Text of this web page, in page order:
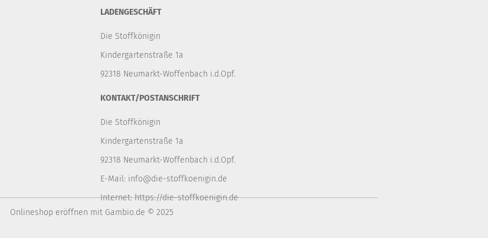
LADENGESCHÄFT
Die Stoffkönigin
Kindergartenstraße 1a
92318 Neumarkt-Woffenbach i.d.Opf.
KONTAKT/POSTANSCHRIFT
Die Stoffkönigin
Kindergartenstraße 1a
92318 Neumarkt-Woffenbach i.d.Opf.
E-Mail: info@die-stoffkoenigin.de
Internet:https://die-stoffkoenigin.de
Onlineshop eröffnen mit Gambio.de © 2025